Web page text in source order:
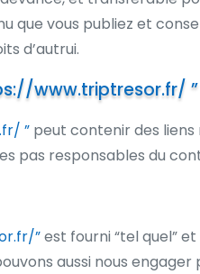
que vous publiez et
d’autrui.
www.triptresor.fr/ ”
” peut contenir des
pas responsables du
”est fourni “tel quel”
aussi nous